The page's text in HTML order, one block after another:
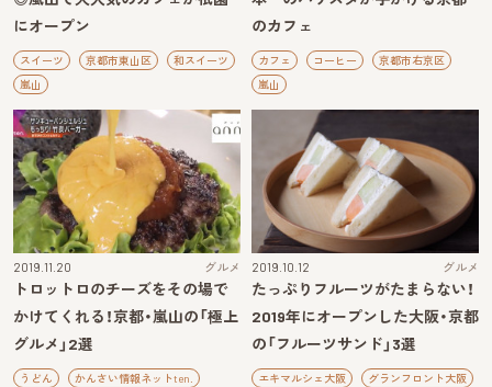
にオープン
スイーツ 京都市東山区
和スイーツ
嵐山
のカフェ
カフェ コーヒー
京都市右京区
嵐山
2019.11.20 グルメ
トロットロのチーズをその場で
かけてくれる！京都・嵐山の「極上
グルメ」2選
うどん
かんさい情報ネットten.
2019.10.12 グルメ
たっぷりフルーツがたまらない！
2019年にオープンした大阪・京都
の「フルーツサンド」3選
エキマルシェ大阪
グランフロント大阪